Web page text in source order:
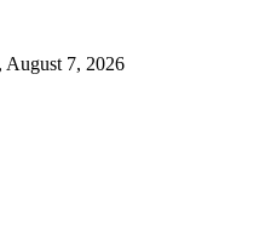
August 7, 2026